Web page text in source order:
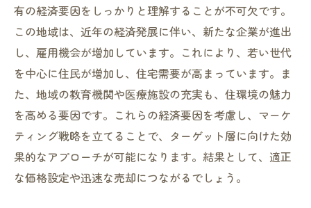
寝屋川市の具体的な市場データ
売却時に注意すべき法的事項
市場の需要を見極める方法
売却タイミングの見極め方
寝屋川市の売却成功事例分析
有の経済要因をしっかりと理解することが不可欠です。
この地域は、近年の経済発展に伴い、新たな企業が進出
し、雇用機会が増加しています。これにより、若い世代
を中心に住民が増加し、住宅需要が高まっています。ま
た、地域の教育機関や医療施設の充実も、住環境の魅力
を高める要因です。これらの経済要因を考慮し、マーケ
ティング戦略を立てることで、ターゲット層に向けた効
果的なアプローチが可能になります。結果として、適正
な価格設定や迅速な売却につながるでしょう。